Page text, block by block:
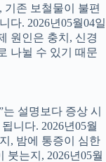
존 보철물이 불편
다. 2026년05월04일
원인은 충치, 신경
나뉠 수 있기 때문
설명보다 증상 시
니다. 2026년05월
, 밤에 통증이 심한
붓는지, 2026년05월